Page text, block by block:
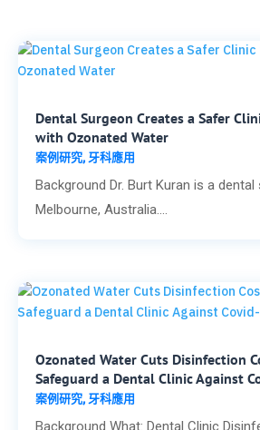
Dental Surgeon Creates a Safer
with Ozonated Water
案例研究, 牙科應用
Background Dr. Burt Kuran is a dental
Melbourne, Australia....
Ozonated Water Cuts Disinfection
Safeguard a Dental Clinic Against
案例研究, 牙科應用
Background What: Dental Clinic